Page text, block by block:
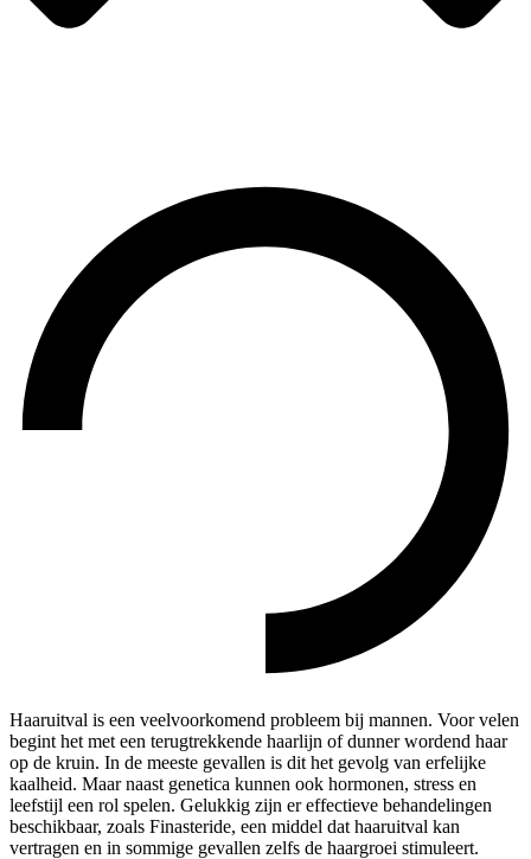
Haaruitval is een veelvoorkomend probleem bij mannen. Voor velen
begint het met een terugtrekkende haarlijn of dunner wordend haar
op de kruin. In de meeste gevallen is dit het gevolg van erfelijke
kaalheid. Maar naast genetica kunnen ook hormonen, stress en
leefstijl een rol spelen. Gelukkig zijn er effectieve behandelingen
beschikbaar, zoals Finasteride, een middel dat haaruitval kan
vertragen en in sommige gevallen zelfs de haargroei stimuleert.